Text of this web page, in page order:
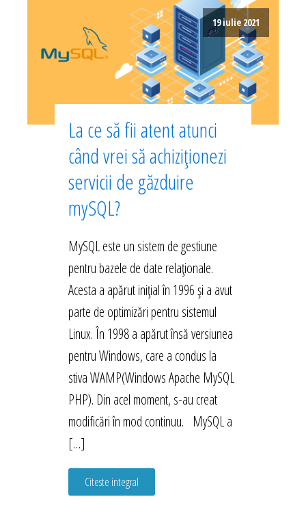
19 iulie 2021
La ce să fii atent atunci
când vrei să achiziționezi
servicii de găzduire
mySQL?
MySQL este un sistem de gestiune
pentru bazele de date relaționale.
Acesta a apărut inițial în 1996 și a avut
parte de optimizări pentru sistemul
Linux. În 1998 a apărut însă versiunea
pentru Windows, care a condus la
stiva WAMP(Windows Apache MySQL
PHP). Din acel moment, s-au creat
modificări în mod continuu. MySQL a
[…]
Citeste integral